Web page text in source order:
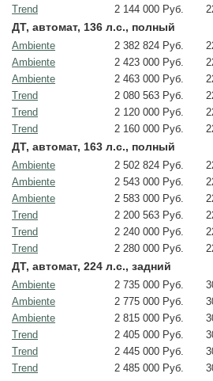
Trend
2 144 000 Руб.
ДТ, автомат, 136 л.с., полный
Ambiente 2 382 824 Руб.
Ambiente
2 423 000 Руб.
Ambiente
2 463 000 Руб.
Trend
2 080 563 Руб.
Trend
2 120 000 Руб.
Trend
2 160 000 Руб.
ДТ, автомат, 163 л.с., полный
Ambiente 2 502 824 Руб.
Ambiente
2 543 000 Руб.
Ambiente
2 583 000 Руб.
Trend
2 200 563 Руб.
Trend
2 240 000 Руб.
Trend
2 280 000 Руб.
ДТ, автомат, 224 л.с., задний
Ambiente 2 735 000 Руб.
Ambiente
2 775 000 Руб.
Ambiente
2 815 000 Руб.
Trend
2 405 000 Руб.
Trend
2 445 000 Руб.
Trend
2 485 000 Руб.